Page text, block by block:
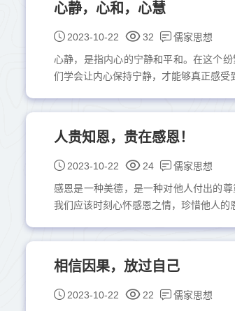
心静，心和，心慧
2023-10-22 32 儒家思想
心静，是指内心的宁静和平和。在这个
们学会让内心保持宁静，才能够真正感受
人贵知恩，贵在感恩！
2023-10-22 24 儒家思想
感恩是一种美德，是一种对他人付出的
我们应该时刻心怀感恩之情，珍惜他人的
相信因果，放过自己
2023-10-22 22 儒家思想